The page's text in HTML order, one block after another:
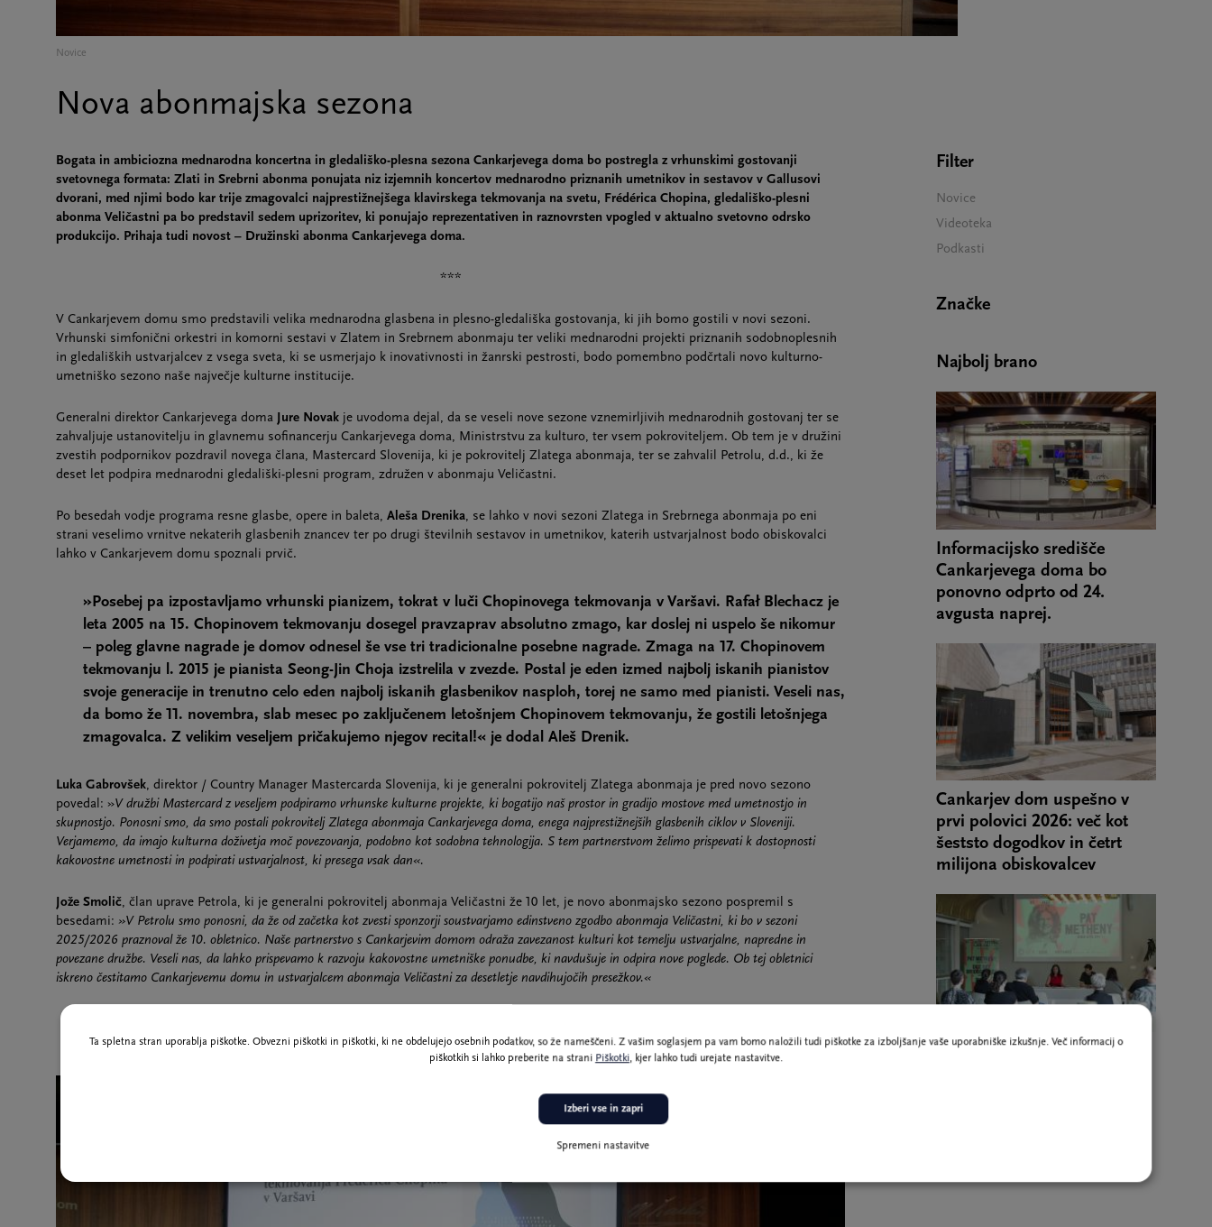
Novice
Nova abonmajska sezona
Bogata in ambiciozna mednarodna koncertna in gledališko-plesna sezona Cankarjevega doma bo postregla z vrhunskimi gostovanji
svetovnega formata: Zlati in Srebrni abonma ponujata niz izjemnih koncertov mednarodno priznanih umetnikov in sestavov v Gallusovi
dvorani, med njimi bodo kar trije zmagovalci najprestižnejšega klavirskega tekmovanja na svetu, Frédérica Chopina, gledališko-plesni
abonma Veličastni pa bo predstavil sedem uprizoritev, ki ponujajo reprezentativen in raznovrsten vpogled v aktualno svetovno odrsko
produkcijo. Prihaja tudi novost – Družinski abonma Cankarjevega doma.
***
V Cankarjevem domu smo predstavili velika mednarodna glasbena in plesno-gledališka gostovanja, ki jih bomo gostili v novi sezoni.
Vrhunski simfonični orkestri in komorni sestavi v Zlatem in Srebrnem abonmaju ter veliki mednarodni projekti priznanih sodobnoplesnih
in gledaliških ustvarjalcev z vsega sveta, ki se usmerjajo k inovativnosti in žanrski pestrosti, bodo pomembno podčrtali novo kulturno-
umetniško sezono naše največje kulturne institucije.
Generalni direktor Cankarjevega doma Jure Novak je uvodoma dejal, da se veseli nove sezone vznemirljivih mednarodnih gostovanj ter se
zahvaljuje ustanovitelju in glavnemu sofinancerju Cankarjevega doma, Ministrstvu za kulturo, ter vsem pokroviteljem. Ob tem je v družini
zvestih podpornikov pozdravil novega člana, Mastercard Slovenija, ki je pokrovitelj Zlatega abonmaja, ter se zahvalil Petrolu, d.d., ki že
deset let podpira mednarodni gledališki-plesni program, združen v abonmaju Veličastni.
Po besedah vodje programa resne glasbe, opere in baleta, Aleša Drenika, se lahko v novi sezoni Zlatega in Srebrnega abonmaja po eni
strani veselimo vrnitve nekaterih glasbenih znancev ter po drugi številnih sestavov in umetnikov, katerih ustvarjalnost bodo obiskovalci
lahko v Cankarjevem domu spoznali prvič.
»Posebej pa izpostavljamo vrhunski pianizem, tokrat v luči Chopinovega tekmovanja v Varšavi. Rafał Blechacz je
leta 2005 na 15. Chopinovem tekmovanju dosegel pravzaprav absolutno zmago, kar doslej ni uspelo še nikomur
– poleg glavne nagrade je domov odnesel še vse tri tradicionalne posebne nagrade. Zmaga na 17. Chopinovem
tekmovanju l. 2015 je pianista Seong-Jin Choja izstrelila v zvezde. Postal je eden izmed najbolj iskanih pianistov
svoje generacije in trenutno celo eden najbolj iskanih glasbenikov nasploh, torej ne samo med pianisti. Veseli nas,
da bomo že 11. novembra, slab mesec po zaključenem letošnjem Chopinovem tekmovanju, že gostili letošnjega
zmagovalca. Z velikim veseljem pričakujemo njegov recital!« je dodal Aleš Drenik.
Luka Gabrovšek, direktor / Country Manager Mastercarda Slovenija, ki je generalni pokrovitelj Zlatega abonmaja je pred novo sezono
povedal: »V družbi Mastercard z veseljem podpiramo vrhunske kulturne projekte, ki bogatijo naš prostor in gradijo mostove med umetnostjo in
skupnostjo. Ponosni smo, da smo postali pokrovitelj Zlatega abonmaja Cankarjevega doma, enega najprestižnejših glasbenih ciklov v Sloveniji.
Verjamemo, da imajo kulturna doživetja moč povezovanja, podobno kot sodobna tehnologija. S tem partnerstvom želimo prispevati k dostopnosti
kakovostne umetnosti in podpirati ustvarjalnost, ki presega vsak dan«.
Jože Smolič, član uprave Petrola, ki je generalni pokrovitelj abonmaja Veličastni že 10 let, je novo abonmajsko sezono pospremil s
besedami: »V Petrolu smo ponosni, da že od začetka kot zvesti sponzorji soustvarjamo edinstveno zgodbo abonmaja Veličastni, ki bo v sezoni
2025/2026 praznoval že 10. obletnico. Naše partnerstvo s Cankarjevim domom odraža zavezanost kulturi kot temelju ustvarjalne, napredne in
povezane družbe. Veseli nas, da lahko prispevamo k razvoju kakovostne umetniške ponudbe, ki navdušuje in odpira nove poglede. Ob tej obletnici
iskreno čestitamo Cankarjevemu domu in ustvarjalcem abonmaja Veličastni za desetletje navdihujočih presežkov.«
Filter
Novice
Videoteka
Podkasti
Značke
Najbolj brano
Informacijsko središče
Cankarjevega doma bo
ponovno odprto od 24.
avgusta naprej.
Cankarjev dom uspešno v
prvi polovici 2026: več kot
šeststo dogodkov in četrt
milijona obiskovalcev
Po novinarski konferenci 67.
Ta spletna stran uporablja piškotke. Obvezni piškotki in piškotki, ki ne obdelujejo osebnih podatkov, so že nameščeni. Z vašim soglasjem pa vam bomo naložili tudi piškotke za izboljšanje vaše uporabniške izkušnje. Več informacij o
piškotkih si lahko preberite na strani Piškotki, kjer lahko tudi urejate nastavitve.
Spremeni nastavitve
Izberi vse in zapri